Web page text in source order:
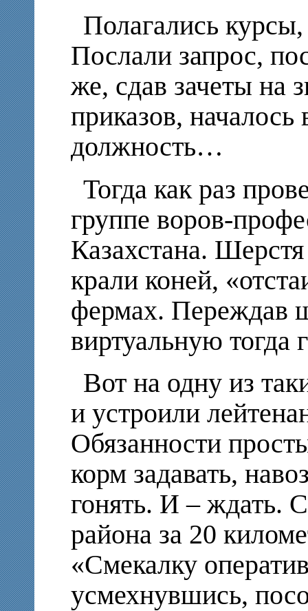
Полагались
Послали запрос,
же, сдав зачеты на
приказов, началось
должность…
Тогда как раз
группе воров-
Казахстана.
крали коней,
фермах. Переждав
виртуальную тогда
Вот на одну из
и устроили
Обязанности
корм задавать,
гонять. И – ждать.
района за 20
«Смекалку
усмехнувшись,